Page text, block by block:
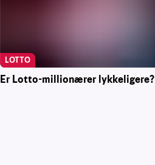
Er Lotto-millionærer lykkeligere?
LOTTO